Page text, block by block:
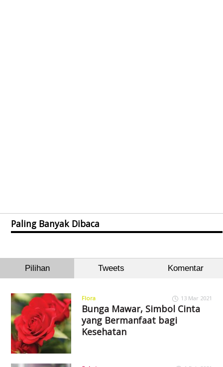
Paling Banyak Dibaca
Pilihan Tweets Komentar
Flora 13 Mar 2021
Bunga Mawar, Simbol Cinta
yang Bermanfaat bagi
Kesehatan